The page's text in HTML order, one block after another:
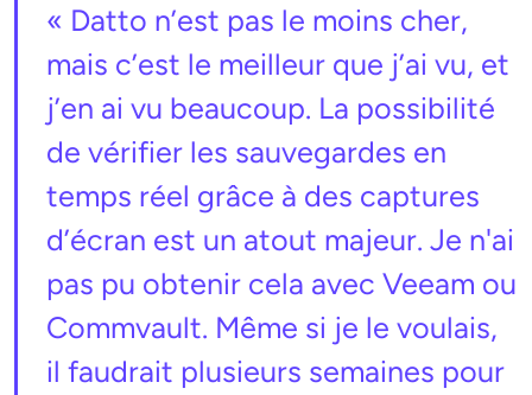
« Datto n’est pas le moins cher,
mais c’est le meilleur que j’ai vu, et
j’en ai vu beaucoup. La possibilité
de vérifier les sauvegardes en
temps réel grâce à des captures
d’écran est un atout majeur. Je n'ai
pas pu obtenir cela avec Veeam ou
Commvault. Même si je le voulais,
il faudrait plusieurs semaines pour